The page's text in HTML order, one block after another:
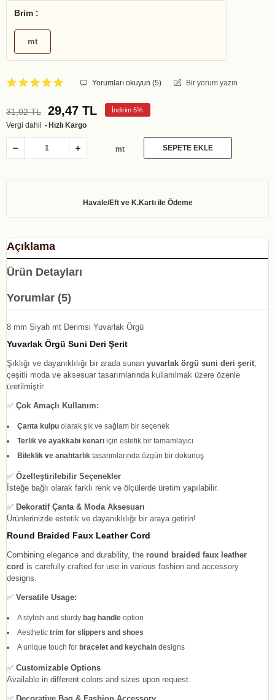
Brim :
mt
Yorumları okuyun (5) Bir yorum yazın
31,02 TL 29,47 TL İndirim 5%
Vergi dahil Hızlı Kargo
mt SEPETE EKLE
Açıklama
Ürün Detayları
Yorumlar (5)
8 mm Siyah mt Derimsi Yuvarlak Örgü
Yuvarlak Örgü Suni Deri Şerit
Şıklığı ve dayanıklılığı bir arada sunan yuvarlak örgü suni deri şerit,
çeşitli moda ve aksesuar tasarımlarında kullanılmak üzere özenle
üretilmiştir.
✅ Çok Amaçlı Kullanım:
Çanta kulpu olarak şık ve sağlam bir seçenek
Terlik ve ayakkabı kenarı için estetik bir tamamlayıcı
Bileklik ve anahtarlık tasarımlarında özgün bir dokunuş
✅ Özelleştirilebilir Seçenekler
İsteğe bağlı olarak farklı renk ve ölçülerde üretim yapılabilir.
✅ Dekoratif Çanta & Moda Aksesuarı
Ürünlerinizde estetik ve dayanıklılığı bir araya getirin!
Round Braided Faux Leather Cord
Combining elegance and durability, the round braided faux leather
cord is carefully crafted for use in various fashion and accessory
designs.
✅ Versatile Usage:
A stylish and sturdy bag handle option
Aesthetic trim for slippers and shoes
A unique touch for bracelet and keychain designs
✅ Customizable Options
Available in different colors and sizes upon request.